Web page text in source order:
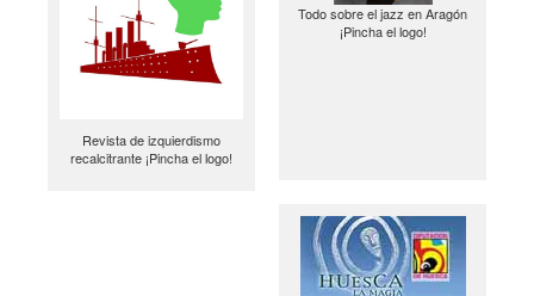
Revista de izquierdismo
recalcitrante ¡Pincha el logo!
Todo sobre el jazz en Aragón
¡Pincha el logo!